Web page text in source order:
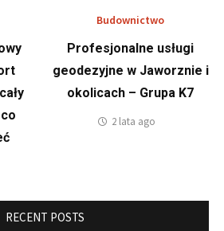
Budownictwo
Profesjonalne usługi
geodezyjne w Jaworznie i
okolicach – Grupa K7
2 lata ago
RECENT POSTS